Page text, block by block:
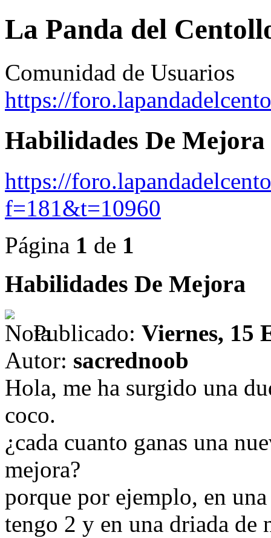
La Panda del
Comunidad de Usuarios
https://
Habilidades De Mejora
https://
f=181&t=10960
Página 1 de 1
Habilidades De Mejora
Publicado: Viernes, 15
Autor: sacrednoob
Hola, me ha surgido una
coco.
¿cada cuanto ganas una
mejora?
porque por ejemplo, en
tengo 2 y en una driada de